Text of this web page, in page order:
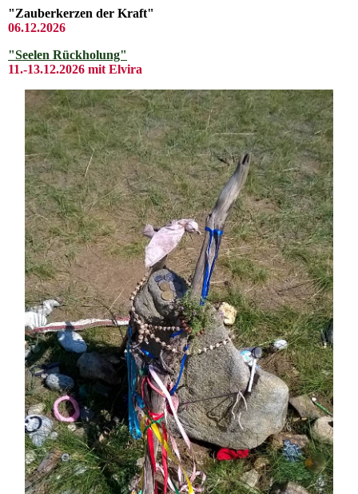
"Zauberkerzen der Kraft"
06.12.2026
"Seelen Rückholung"
11.-13.12.2026 mit Elvira